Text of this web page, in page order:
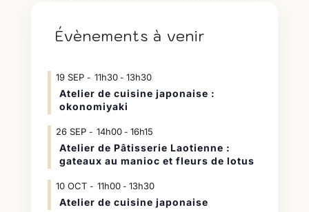
Évènements à venir
19 SEP 11h30- 13h30
Atelier de cuisine japonaise :
okonomiyaki
26 SEP 14h00- 16h15
Atelier de Pâtisserie Laotienne :
gateaux au manioc et fleurs de lotus
10 OCT 11h00- 13h30
Atelier de cuisine japonaise